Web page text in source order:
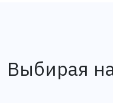
Выбирая